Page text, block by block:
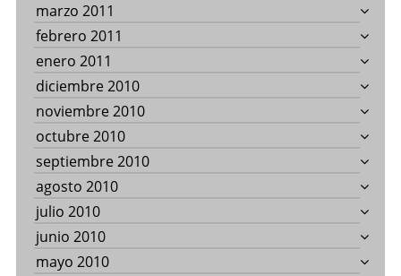
marzo 2011
febrero 2011
enero 2011
diciembre 2010
noviembre 2010
octubre 2010
septiembre 2010
agosto 2010
julio 2010
junio 2010
mayo 2010